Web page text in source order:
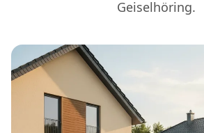
Geiselhöring.